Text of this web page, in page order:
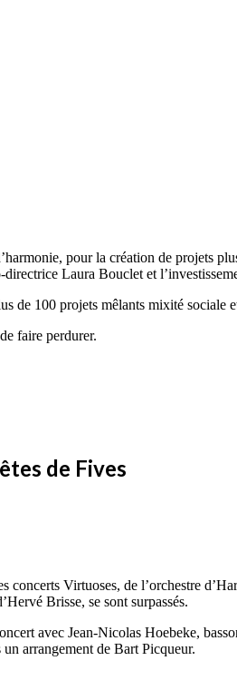
pour la création de projets
Laura Bouclet et
de 100 projets mêlants mixité sociale
faire perdurer.
de Fives
Virtuoses, de l’orchestre
Brisse, se sont surpassés.
avec Jean-Nicolas Hoebeke,
un arrangement de Bart Picqueur.